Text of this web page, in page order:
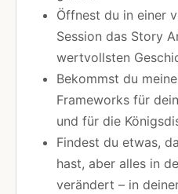
Öffnest du in einer
Session das Story
wertvollsten
Bekommst du
Frameworks für
und für die
Findest du etwas,
hast, aber alles in
verändert – in